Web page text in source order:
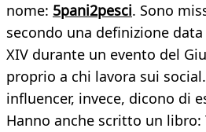
nome: 5pani2pesci. Sono
secondo una definizione
XIV durante un evento del
proprio a chi lavora sui
influencer, invece, dicono di
Hanno anche scritto un libro: